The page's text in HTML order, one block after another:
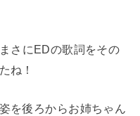
さにEDの歌詞をその
ね！
を後ろからお姉ちゃん